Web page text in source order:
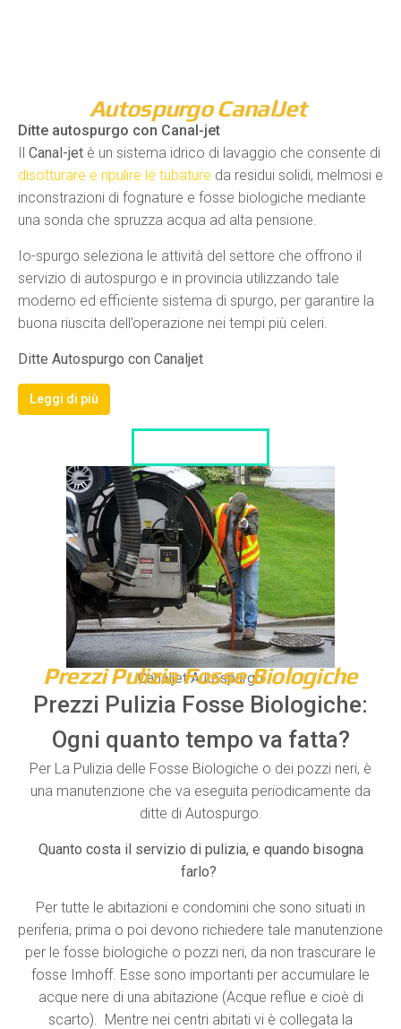
Autospurgo CanalJet
Ditte autospurgo con Canal-jet
Il Canal-jet è un sistema idrico di lavaggio che consente di
disotturare e ripulire le tubature da residui solidi, melmosi e
inconstrazioni di fognature e fosse biologiche mediante
una sonda che spruzza acqua ad alta pensione.
Io-spurgo seleziona le attività del settore che offrono il
servizio di autospurgo e in provincia utilizzando tale
moderno ed efficiente sistema di spurgo, per garantire la
buona riuscita dell’operazione nei tempi più celeri.
Ditte Autospurgo con Canaljet
Leggi di più
Canaljet Autospurgo
Prezzi Pulizia Fosse Biologiche
Prezzi Pulizia Fosse Biologiche:
Ogni quanto tempo va fatta?
Per La Pulizia delle Fosse Biologiche o dei pozzi neri, è
una manutenzione che va eseguita periodicamente da
ditte di Autospurgo.
Quanto costa il servizio di pulizia, e quando bisogna
farlo?
Per tutte le abitazioni e condomini che sono situati in
periferia, prima o poi devono richiedere tale manutenzione
per le fosse biologiche o pozzi neri, da non trascurare le
fosse Imhoff. Esse sono importanti per accumulare le
acque nere di una abitazione (Acque reflue e cioè di
scarto). Mentre nei centri abitati vi è collegata la